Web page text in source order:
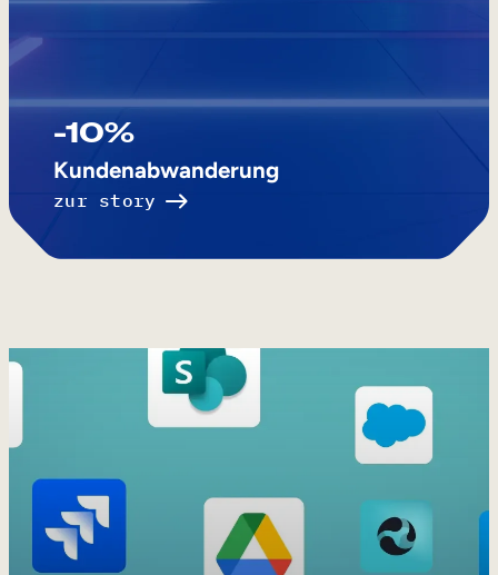
-10%
Kundenabwanderung
zur story